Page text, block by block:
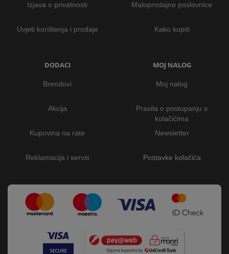
Izjava o privatnosti
Uvjeti korištenja i prodaje
Maloprodajne poslovnice
Kako kupiti
DODACI
Brendovi
Akcija
Kupovina na rate
Reklamacija i servis
MOJ NALOG
Moj nalog
Pravila o postupanju s
kolačićima
Newsletter
Postavke kolačića